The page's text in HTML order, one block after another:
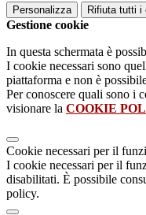
Personalizza Rifiuta tutti i
Gestione cookie
In questa schermata è
I cookie necessari sono
piattaforma e non è
Per conoscere quali sono i
visionare la COOKIE
Cookie necessari per il
I cookie necessari per il
disabilitati. È possibile
policy.